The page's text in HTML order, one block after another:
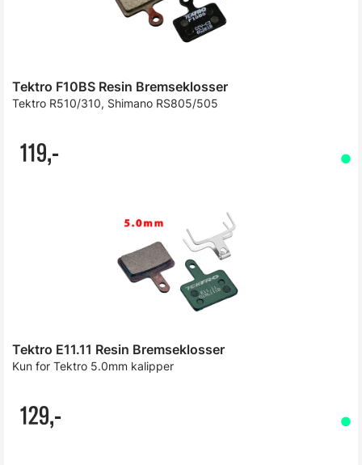
Tektro F10BS Resin Bremseklosser
Tektro R510/310, Shimano RS805/505
119,-
Tektro E11.11 Resin Bremseklosser
Kun for Tektro 5.0mm kalipper
129,-